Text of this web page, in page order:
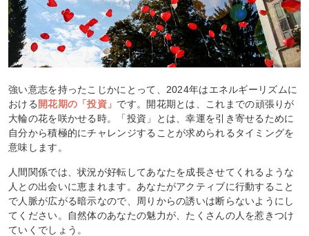
強い意志を持ったこじかにとって、2024年はエネルギーリズムに
おける 開花期の「投資」 です。開花期とは、これまでの頑張りが
大輪の花を咲かせる時。「投資」とは、幸運を引き寄せるために
自分から積極的にチャレンジすることが求められるタイミングを
意味します。
人間関係では、状況が好転してあなたを成長させてくれるような
人との出会いに恵まれます。あなたがアクティブに行動すること
で人脈が広がる暗示なので、周りからの誘いは断らないようにし
てください。自然体のあなたの魅力が、たくさんの人を惹きつけ
ていくでしょう。